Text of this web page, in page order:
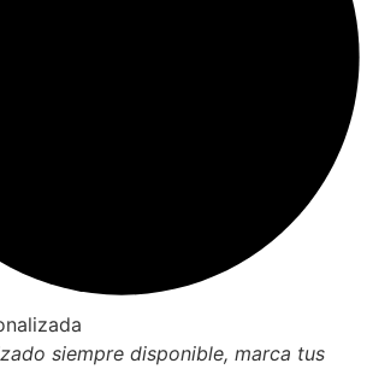
siempre disponible, marca tus